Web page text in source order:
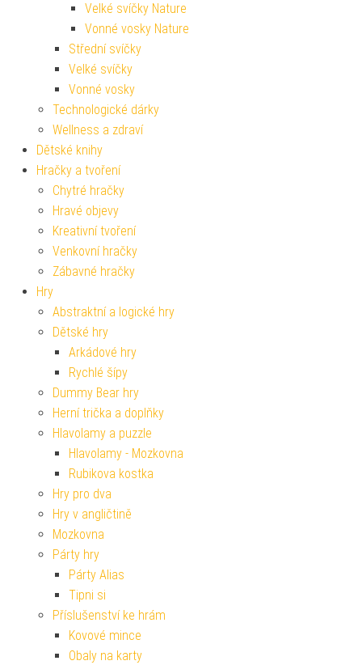
Velké svíčky Nature
Vonné vosky Nature
Střední svíčky
Velké svíčky
Vonné vosky
Technologické dárky
Wellness a zdraví
Dětské knihy
Hračky a tvoření
Chytré hračky
Hravé objevy
Kreativní tvoření
Venkovní hračky
Zábavné hračky
Hry
Abstraktní a logické hry
Dětské hry
Arkádové hry
Rychlé šípy
Dummy Bear hry
Herní trička a doplňky
Hlavolamy a puzzle
Hlavolamy - Mozkovna
Rubikova kostka
Hry pro dva
Hry v angličtině
Mozkovna
Párty hry
Párty Alias
Tipni si
Příslušenství ke hrám
Kovové mince
Obaly na karty